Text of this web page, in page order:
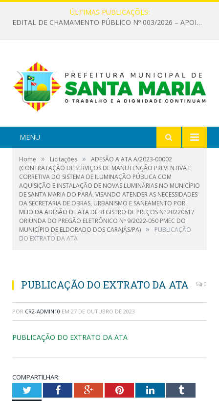
ÚLTIMAS PUBLICAÇÕES:
EDITAL DE CHAMAMENTO PÚBLICO Nº 003/2026 – APOIO À INFRAESTRUTURA CULTURAL
MENU
Home » Licitações »
ADESÃO A ATA A/2023-00002
(CONTRATAÇÃO DE SERVIÇOS DE MANUTENÇÃO PREVENTIVA E
CORRETIVA DO SISTEMA DE ILUMINAÇÃO PÚBLICA COM
AQUISIÇÃO E INSTALAÇÃO DE NOVAS LUMINÁRIAS NO MUNICÍPIO
DE SANTA MARIA DO PARÁ, VISANDO ATENDER AS NECESSIDADES
DA SECRETARIA DE OBRAS, URBANISMO E SANEAMENTO POR
MEIO DA ADESÃO DE ATA DE REGISTRO DE PREÇOS Nº 20220617
ORIUNDA DO PREGÃO ELETRÔNICO Nº 9/2022-050 PMEC DO
MUNICÍPIO DE ELDORADO DOS CARAJÁS/PA) »
PUBLICAÇÃO
DO EXTRATO DA ATA
PUBLICAÇÃO DO EXTRATO DA ATA 0
POR CR2-ADMIN10 EM 27 DE OUTUBRO DE 2023
PUBLICAÇÃO DO EXTRATO DA ATA
COMPARTILHAR:
TwitterFacebookGoogle+PinterestLinkedInTumblr